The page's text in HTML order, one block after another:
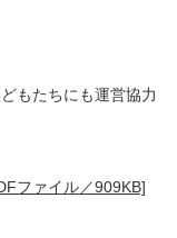
もたちにも運営協力
ファイル／909KB]